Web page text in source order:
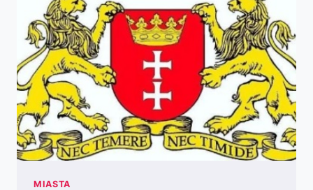
MIASTA